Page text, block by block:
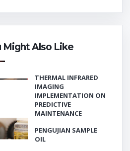
Might Also Like
THERMAL INFRARED
IMAGING
IMPLEMENTATION ON
PREDICTIVE
MAINTENANCE
PENGUJIAN SAMPLE
OIL